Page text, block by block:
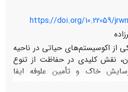
https://doi.org/10.22059/
از اکوسیستم‌های حیاتی در ناحیه
نقش کلیدی در حفاظت از تنوع
خاک و تأمین علوفه ایفا
فشارهای انسانی ازجمله چرای